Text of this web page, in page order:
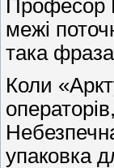
Професор
межі
така
Коли
упаковка